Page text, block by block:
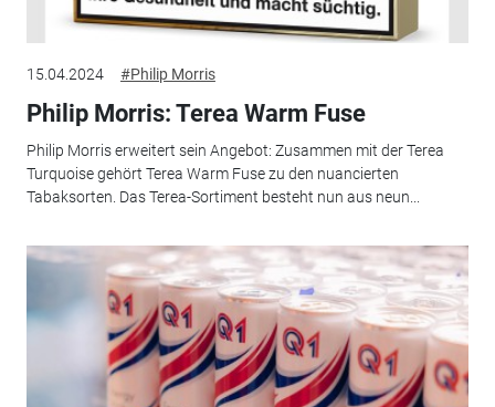
15.04.2024 #Philip Morris
Philip Morris: Terea Warm Fuse
Philip Morris erweitert sein Angebot: Zusammen mit der Terea
Turquoise gehört Terea Warm Fuse zu den nuancierten
Tabaksorten. Das Terea-Sortiment besteht nun aus neun...